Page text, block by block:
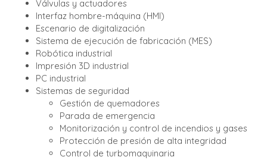
Válvulas y actuadores
Interfaz hombre-máquina (HMI)
Escenario de digitalización
Sistema de ejecución de fabricación (MES)
Robótica industrial
Impresión 3D industrial
PC industrial
Sistemas de seguridad
Gestión de quemadores
Parada de emergencia
Monitorización y control de incendios y gases
Protección de presión de alta integridad
Control de turbomaquinaria